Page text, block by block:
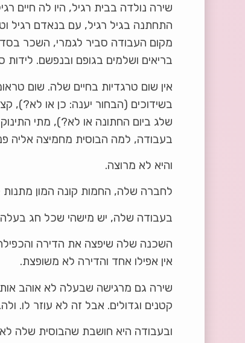
שירה נולדה בבית רגיל, היו לה חיים
התחתנה בגיל רגיל, עם בנאדם רגיל
מקום העבודה סביר לגמרי, השכר
בריאים ושלמים בגופם ובנפשם. לידות
אין שום טרגדיות בחיים שלה. שום
בשידוכים (הבחור יענה: כן או לא?),
שלג ביום החתונה או לא?), מתי
בעבודה, למה הבוסית מחמיצה אליה
והיא לא מרוצה.
לחברה שלה, החמות קונה המון מתנות
בעבודה שלה, יש מישהי שכל חג
אין אפילו אחד והדירה לא משופצת.
שירה גם מרגישה שבעלה לא אוהב
קטנים וגדולים. אבל זה לא עוזר לו.
ובעבודה היא חושבת שהבוסית שלה